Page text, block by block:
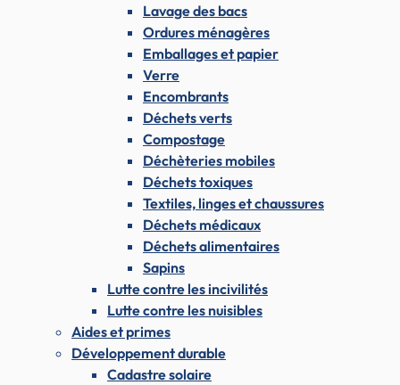
Lavage des bacs
Ordures ménagères
Emballages et papier
Verre
Encombrants
Déchets verts
Compostage
Déchèteries mobiles
Déchets toxiques
Textiles, linges et chaussures
Déchets médicaux
Déchets alimentaires
Sapins
Lutte contre les incivilités
Lutte contre les nuisibles
Aides et primes
Développement durable
Cadastre solaire